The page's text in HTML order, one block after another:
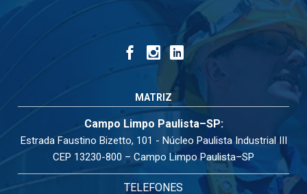
MATRIZ
Campo Limpo Paulista–SP:
Estrada Faustino Bizetto, 101 - Núcleo Paulista Industrial III
CEP 13230-800 – Campo Limpo Paulista–SP
TELEFONES